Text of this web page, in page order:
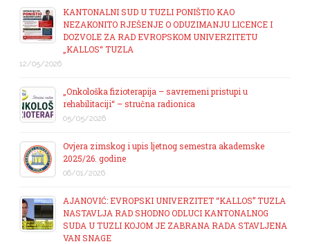
KANTONALNI SUD U TUZLI PONIŠTIO KAO
NEZAKONITO RJEŠENJE O ODUZIMANJU LICENCE I
DOZVOLE ZA RAD EVROPSKOM UNIVERZITETU
„KALLOS“ TUZLA
12/05/2026
„Onkološka fizioterapija – savremeni pristupi u
rehabilitaciji“ – stručna radionica
05/05/2026
Ovjera zimskog i upis ljetnog semestra akademske
2025/26. godine
06/01/2026
AJANOVIĆ: EVROPSKI UNIVERZITET “KALLOS” TUZLA
NASTAVLJA RAD SHODNO ODLUCI KANTONALNOG
SUDA U TUZLI KOJOM JE ZABRANA RADA STAVLJENA
VAN SNAGE